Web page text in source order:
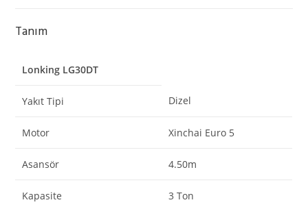
Tanım
Lonking LG30DT
Yakıt Tipi Dizel
Motor Xinchai Euro 5
Asansör 4.50m
Kapasite 3 Ton